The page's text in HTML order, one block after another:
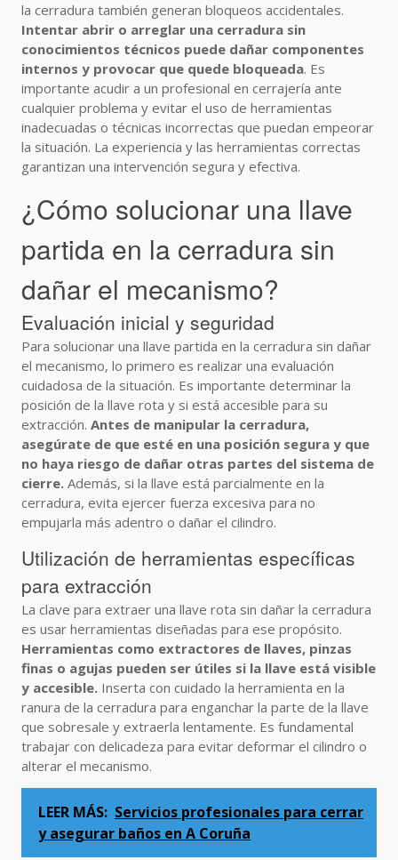
la cerradura también generan bloqueos accidentales.
Intentar abrir o arreglar una cerradura sin
conocimientos técnicos puede dañar componentes
internos y provocar que quede bloqueada. Es
importante acudir a un profesional en cerrajería ante
cualquier problema y evitar el uso de herramientas
inadecuadas o técnicas incorrectas que puedan empeorar
la situación. La experiencia y las herramientas correctas
garantizan una intervención segura y efectiva.
¿Cómo solucionar una llave
partida en la cerradura sin
dañar el mecanismo?
Evaluación inicial y seguridad
Para solucionar una llave partida en la cerradura sin dañar
el mecanismo, lo primero es realizar una evaluación
cuidadosa de la situación. Es importante determinar la
posición de la llave rota y si está accesible para su
extracción. Antes de manipular la cerradura,
asegúrate de que esté en una posición segura y que
no haya riesgo de dañar otras partes del sistema de
cierre. Además, si la llave está parcialmente en la
cerradura, evita ejercer fuerza excesiva para no
empujarla más adentro o dañar el cilindro.
Utilización de herramientas específicas
para extracción
La clave para extraer una llave rota sin dañar la cerradura
es usar herramientas diseñadas para ese propósito.
Herramientas como extractores de llaves, pinzas
finas o agujas pueden ser útiles si la llave está visible
y accesible. Inserta con cuidado la herramienta en la
ranura de la cerradura para enganchar la parte de la llave
que sobresale y extraerla lentamente. Es fundamental
trabajar con delicadeza para evitar deformar el cilindro o
alterar el mecanismo.
LEER MÁS: Servicios profesionales para cerrar
y asegurar baños en A Coruña